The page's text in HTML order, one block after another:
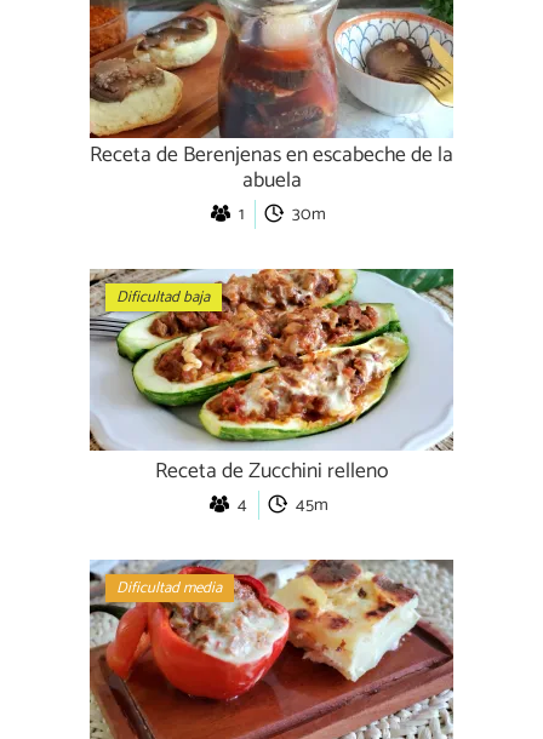
Receta de Berenjenas en escabeche de la
abuela
1 30m
Dificultad baja
Receta de Zucchini relleno
4 45m
Dificultad media